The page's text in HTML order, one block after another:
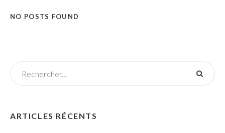
NO POSTS FOUND
ARTICLES RÉCENTS